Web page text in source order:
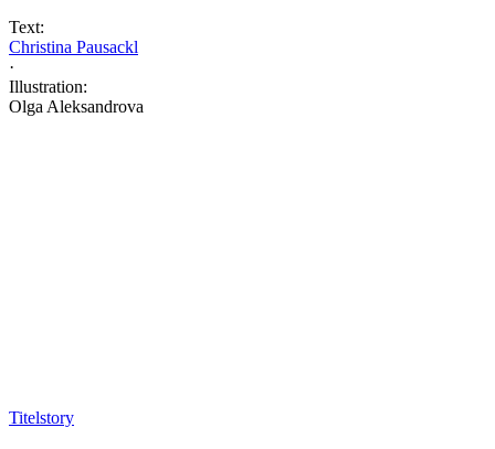
Text:
Christina Pausackl
·
Illustration:
Olga Aleksandrova
Titelstory